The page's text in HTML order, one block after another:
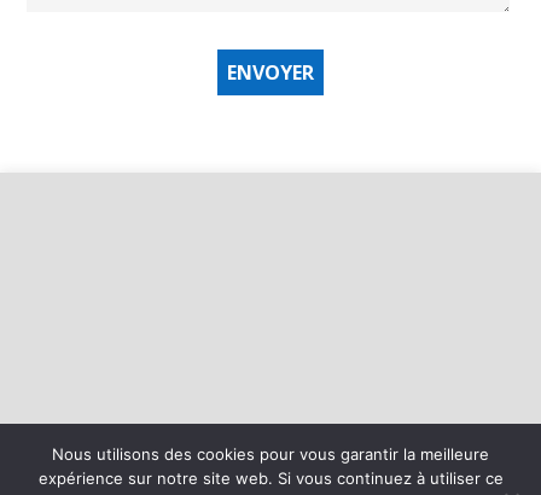
2026 - Baie d'Armor Handball Plérin-Saint Brieuc | Site internet
Nous utilisons des cookies pour vous garantir la meilleure
expérience sur notre site web. Si vous continuez à utiliser ce